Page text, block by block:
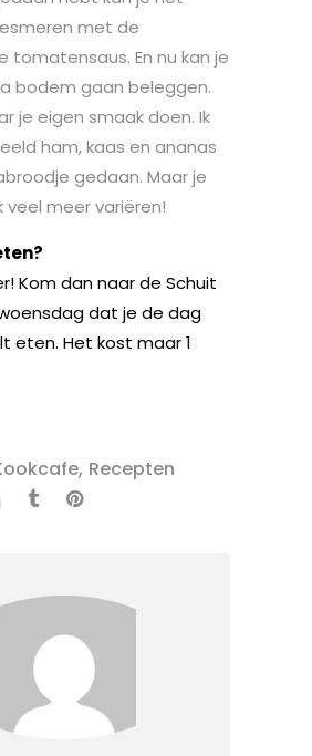
met de
tomatensaus. En nu kan je
bodem gaan beleggen.
je eigen smaak doen. Ik
ham, kaas en ananas
gedaan. Maar je
veel meer variëren!
Kom dan naar de Schuit
dat je de dag
eten. Het kost maar 1
, Recepten